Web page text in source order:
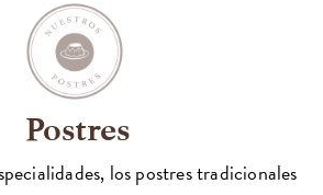
Postres
los postres tradicionales